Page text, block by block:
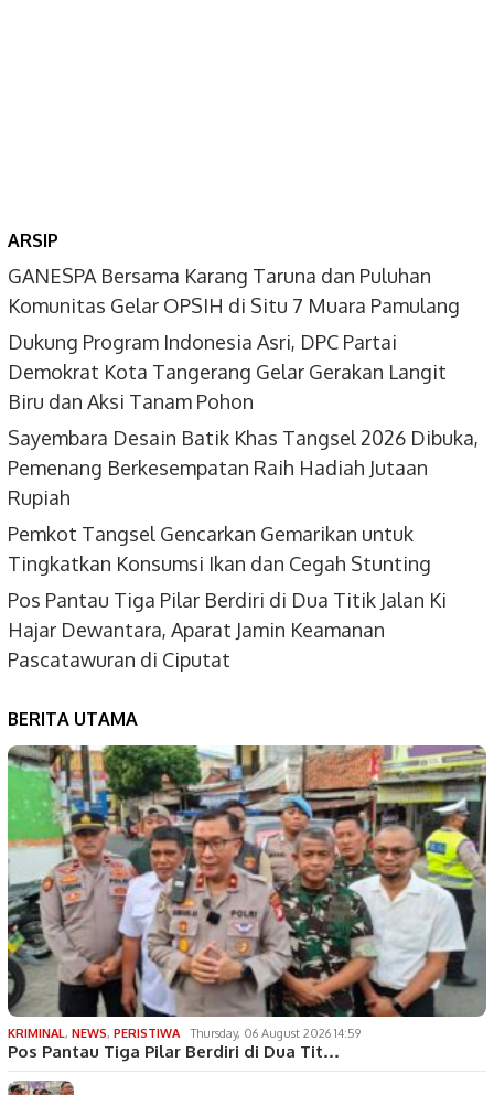
ARSIP
GANESPA Bersama Karang Taruna dan Puluhan
Komunitas Gelar OPSIH di Situ 7 Muara Pamulang
Dukung Program Indonesia Asri, DPC Partai
Demokrat Kota Tangerang Gelar Gerakan Langit
Biru dan Aksi Tanam Pohon
Sayembara Desain Batik Khas Tangsel 2026 Dibuka,
Pemenang Berkesempatan Raih Hadiah Jutaan
Rupiah
Pemkot Tangsel Gencarkan Gemarikan untuk
Tingkatkan Konsumsi Ikan dan Cegah Stunting
Pos Pantau Tiga Pilar Berdiri di Dua Titik Jalan Ki
Hajar Dewantara, Aparat Jamin Keamanan
Pascatawuran di Ciputat
BERITA UTAMA
KRIMINAL, NEWS, PERISTIWA Thursday, 06 August 2026 14:59
Pos Pantau Tiga Pilar Berdiri di Dua Tit…